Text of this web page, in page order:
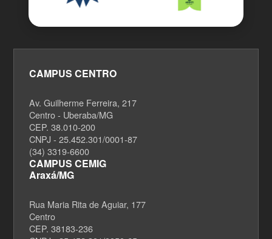
CAMPUS CENTRO
Av. Guilherme Ferreira, 217
Centro - Uberaba/MG
CEP. 38.010-200
CNPJ - 25.452.301/0001-87
(34) 3319-6600
CAMPUS CEMIG
Araxá/MG
Rua Maria Rita de Aguiar, 177
Centro
CEP. 38183-236